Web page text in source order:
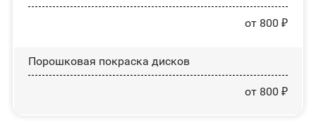
от 800 ₽
Порошковая покраска дисков
от 800 ₽